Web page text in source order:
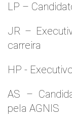
LP –
JR –
carreira
HP -
AS –
pela AGNIS